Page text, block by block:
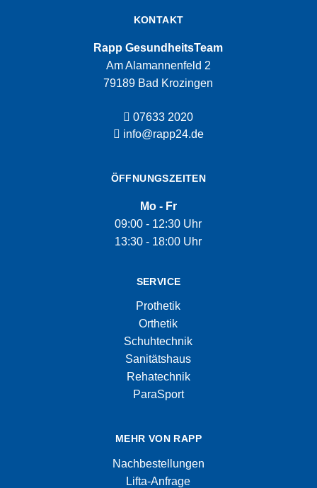
KONTAKT
Rapp GesundheitsTeam
Am Alamannenfeld 2
79189 Bad Krozingen
07633 2020
info@rapp24.de
ÖFFNUNGSZEITEN
Mo - Fr
09:00 - 12:30 Uhr
13:30 - 18:00 Uhr
SERVICE
Prothetik
Orthetik
Schuhtechnik
Sanitätshaus
Rehatechnik
ParaSport
MEHR VON RAPP
Nachbestellungen
Lifta-Anfrage